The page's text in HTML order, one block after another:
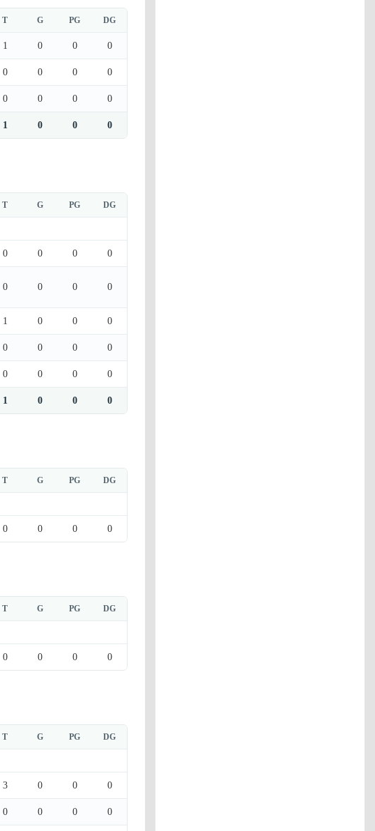
T G PG DG
1 0 0 0
0 0 0 0
0 0 0 0
1 0 0 0
T G PG DG
0 0 0 0
0 0 0 0
1 0 0 0
0 0 0 0
0 0 0 0
1 0 0 0
T G PG DG
0 0 0 0
T G PG DG
0 0 0 0
T G PG DG
3 0 0 0
0 0 0 0